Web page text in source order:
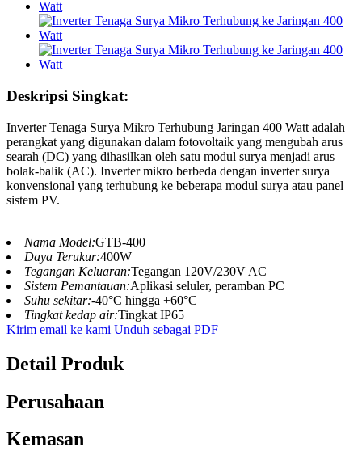
Deskripsi Singkat:
Inverter Tenaga Surya Mikro Terhubung Jaringan 400 Watt adalah
perangkat yang digunakan dalam fotovoltaik yang mengubah arus
searah (DC) yang dihasilkan oleh satu modul surya menjadi arus
bolak-balik (AC). Inverter mikro berbeda dengan inverter surya
konvensional yang terhubung ke beberapa modul surya atau panel
sistem PV.
Nama Model:GTB-400
Daya Terukur:400W
Tegangan Keluaran:Tegangan 120V/230V AC
Sistem Pemantauan:Aplikasi seluler, peramban PC
Suhu sekitar:-40°C hingga +60°C
Tingkat kedap air:Tingkat IP65
Kirim email ke kami Unduh sebagai PDF
Detail Produk
Perusahaan
Kemasan